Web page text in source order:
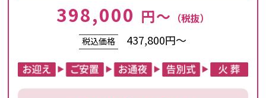
398,000 円～ （税抜）
税込価格 437,800円～